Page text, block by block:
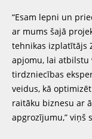
“Esam lepni un
ar mums šajā
tehnikas izplatītājs
apjomu, lai atbilstu
tirdzniecības
veidus, kā
raitāku biznesu ar
apgrozījumu,” viņš